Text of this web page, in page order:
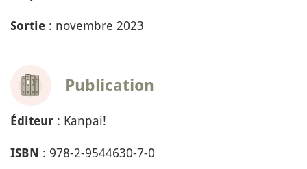
Sortie : novembre 2023
Publication
Éditeur : Kanpai!
ISBN : 978-2-9544630-7-0